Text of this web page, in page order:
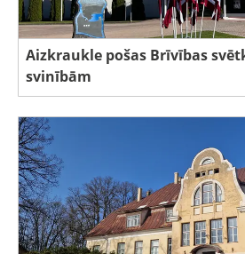
Aizkraukle pošas Brīvības
svinībām